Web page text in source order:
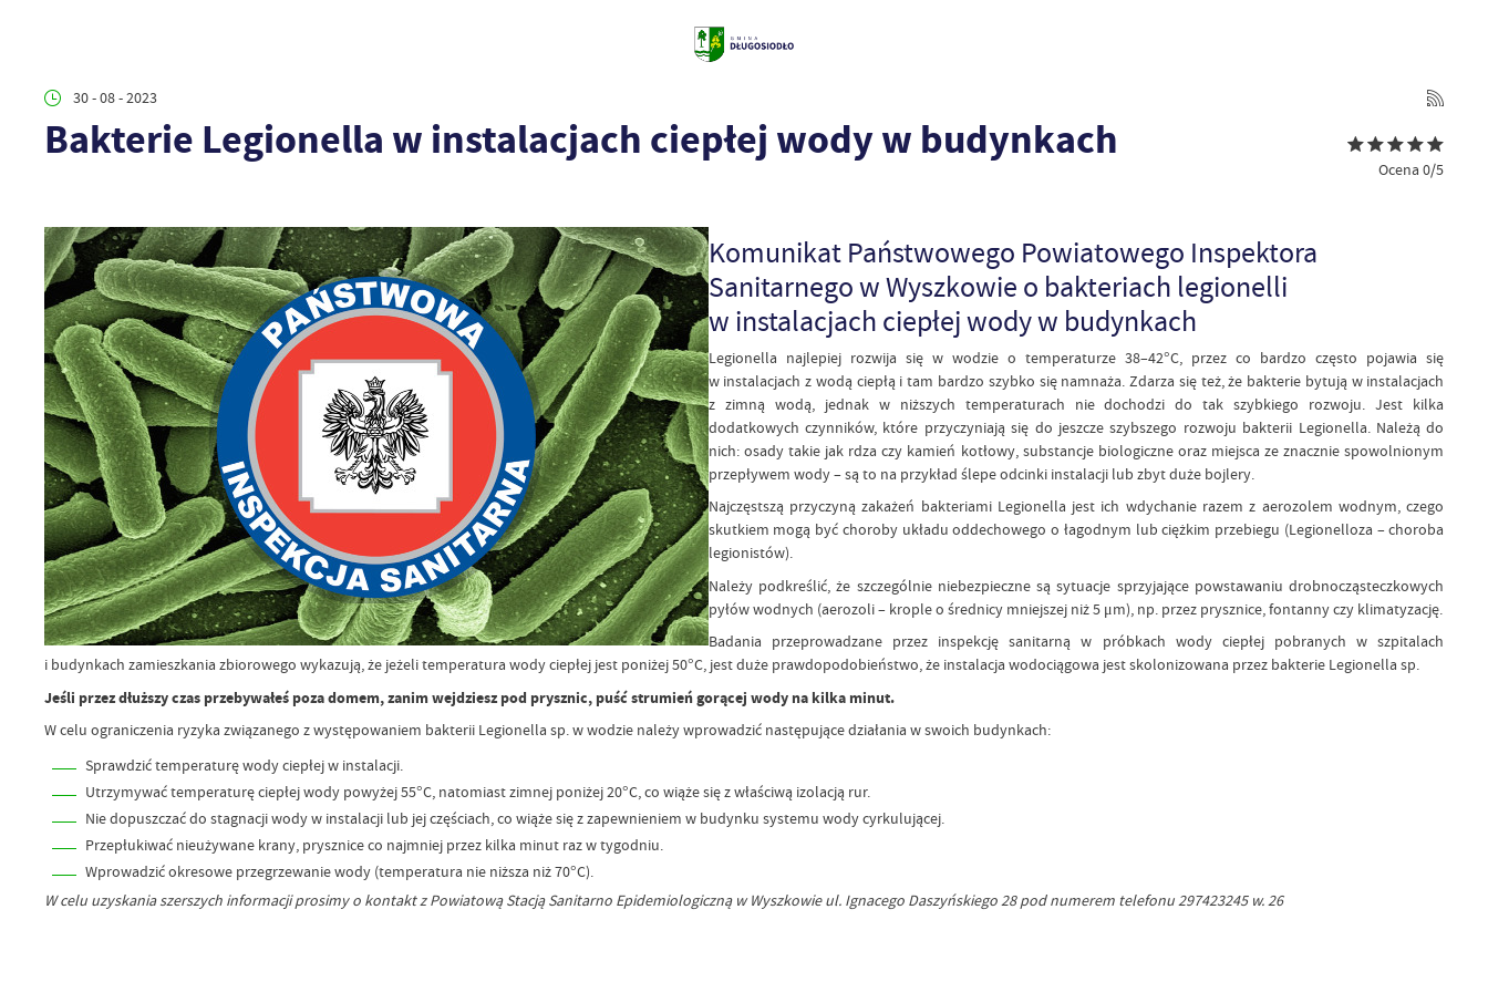
30 - 08 - 2023
Bakterie Legionella w instalacjach ciepłej wody w budynkach
Ocena 0/5
Komunikat Państwowego Powiatowego Inspektora
Sanitarnego w Wyszkowie o bakteriach legionelli
w instalacjach ciepłej wody w budynkach
Legionella najlepiej rozwija się w wodzie o temperaturze 38–42°C, przez co bardzo często pojawia się
w instalacjach z wodą ciepłą i tam bardzo szybko się namnaża. Zdarza się też, że bakterie bytują w instalacjach
z zimną wodą, jednak w niższych temperaturach nie dochodzi do tak szybkiego rozwoju. Jest kilka
dodatkowych czynników, które przyczyniają się do jeszcze szybszego rozwoju bakterii Legionella. Należą do
nich: osady takie jak rdza czy kamień kotłowy, substancje biologiczne oraz miejsca ze znacznie spowolnionym
przepływem wody – są to na przykład ślepe odcinki instalacji lub zbyt duże bojlery.
Najczęstszą przyczyną zakażeń bakteriami Legionella jest ich wdychanie razem z aerozolem wodnym, czego
skutkiem mogą być choroby układu oddechowego o łagodnym lub ciężkim przebiegu (Legionelloza – choroba
legionistów).
Należy podkreślić, że szczególnie niebezpieczne są sytuacje sprzyjające powstawaniu drobnocząsteczkowych
pyłów wodnych (aerozoli – krople o średnicy mniejszej niż 5 μm), np. przez prysznice, fontanny czy klimatyzację.
Badania przeprowadzane przez inspekcję sanitarną w próbkach wody ciepłej pobranych w szpitalach
i budynkach zamieszkania zbiorowego wykazują, że jeżeli temperatura wody ciepłej jest poniżej 50°C, jest duże prawdopodobieństwo, że instalacja wodociągowa jest skolonizowana przez bakterie Legionella sp.
Jeśli przez dłuższy czas przebywałeś poza domem, zanim wejdziesz pod prysznic, puść strumień gorącej wody na kilka minut.
W celu ograniczenia ryzyka związanego z występowaniem bakterii Legionella sp. w wodzie należy wprowadzić następujące działania w swoich budynkach:
Sprawdzić temperaturę wody ciepłej w instalacji.
Utrzymywać temperaturę ciepłej wody powyżej 55°C, natomiast zimnej poniżej 20°C, co wiąże się z właściwą izolacją rur.
Nie dopuszczać do stagnacji wody w instalacji lub jej częściach, co wiąże się z zapewnieniem w budynku systemu wody cyrkulującej.
Przepłukiwać nieużywane krany, prysznice co najmniej przez kilka minut raz w tygodniu.
Wprowadzić okresowe przegrzewanie wody (temperatura nie niższa niż 70°C).
W celu uzyskania szerszych informacji prosimy o kontakt z Powiatową Stacją Sanitarno Epidemiologiczną w Wyszkowie ul. Ignacego Daszyńskiego 28 pod numerem telefonu 297423245 w. 26